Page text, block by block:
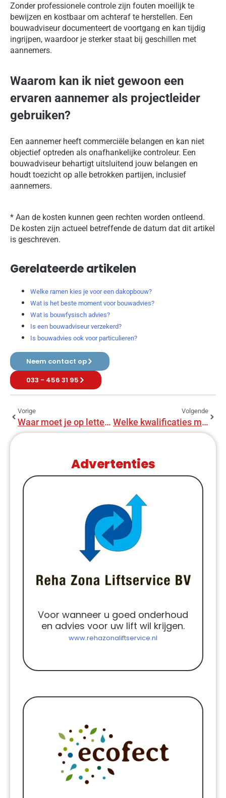
Zonder professionele controle zijn fouten moeilijk te
bewijzen en kostbaar om achteraf te herstellen. Een
bouwadviseur documenteert de voortgang en kan tijdig
ingrijpen, waardoor je sterker staat bij geschillen met
aannemers.
Waarom kan ik niet gewoon een
ervaren aannemer als projectleider
gebruiken?
Een aannemer heeft commerciële belangen en kan niet
objectief optreden als onafhankelijke controleur. Een
bouwadviseur behartigt uitsluitend jouw belangen en
houdt toezicht op alle betrokken partijen, inclusief
aannemers.
* Aan de kosten kunnen geen rechten worden ontleend.
De kosten zijn actueel betreffende de datum dat dit artikel
is geschreven.
Gerelateerde artikelen
Welke ramen kies je voor een dakopbouw?
Wat is het beste moment voor bouwadvies?
Wat is bouwfysisch advies?
Is een bouwadviseur verzekerd?
Is bouwadvies ook voor particulieren?
Neem contact op
033 - 456 31 95
Vorige
Waar moet je op letten bij het kiezen van bouwadvies?
Volgende
Welke kwalificaties moet een bouwadviseur hebben?
Advertenties
Voor wanneer u goed onderhoud
en advies voor uw lift wil krijgen.
www.rehazonaliftservice.nl